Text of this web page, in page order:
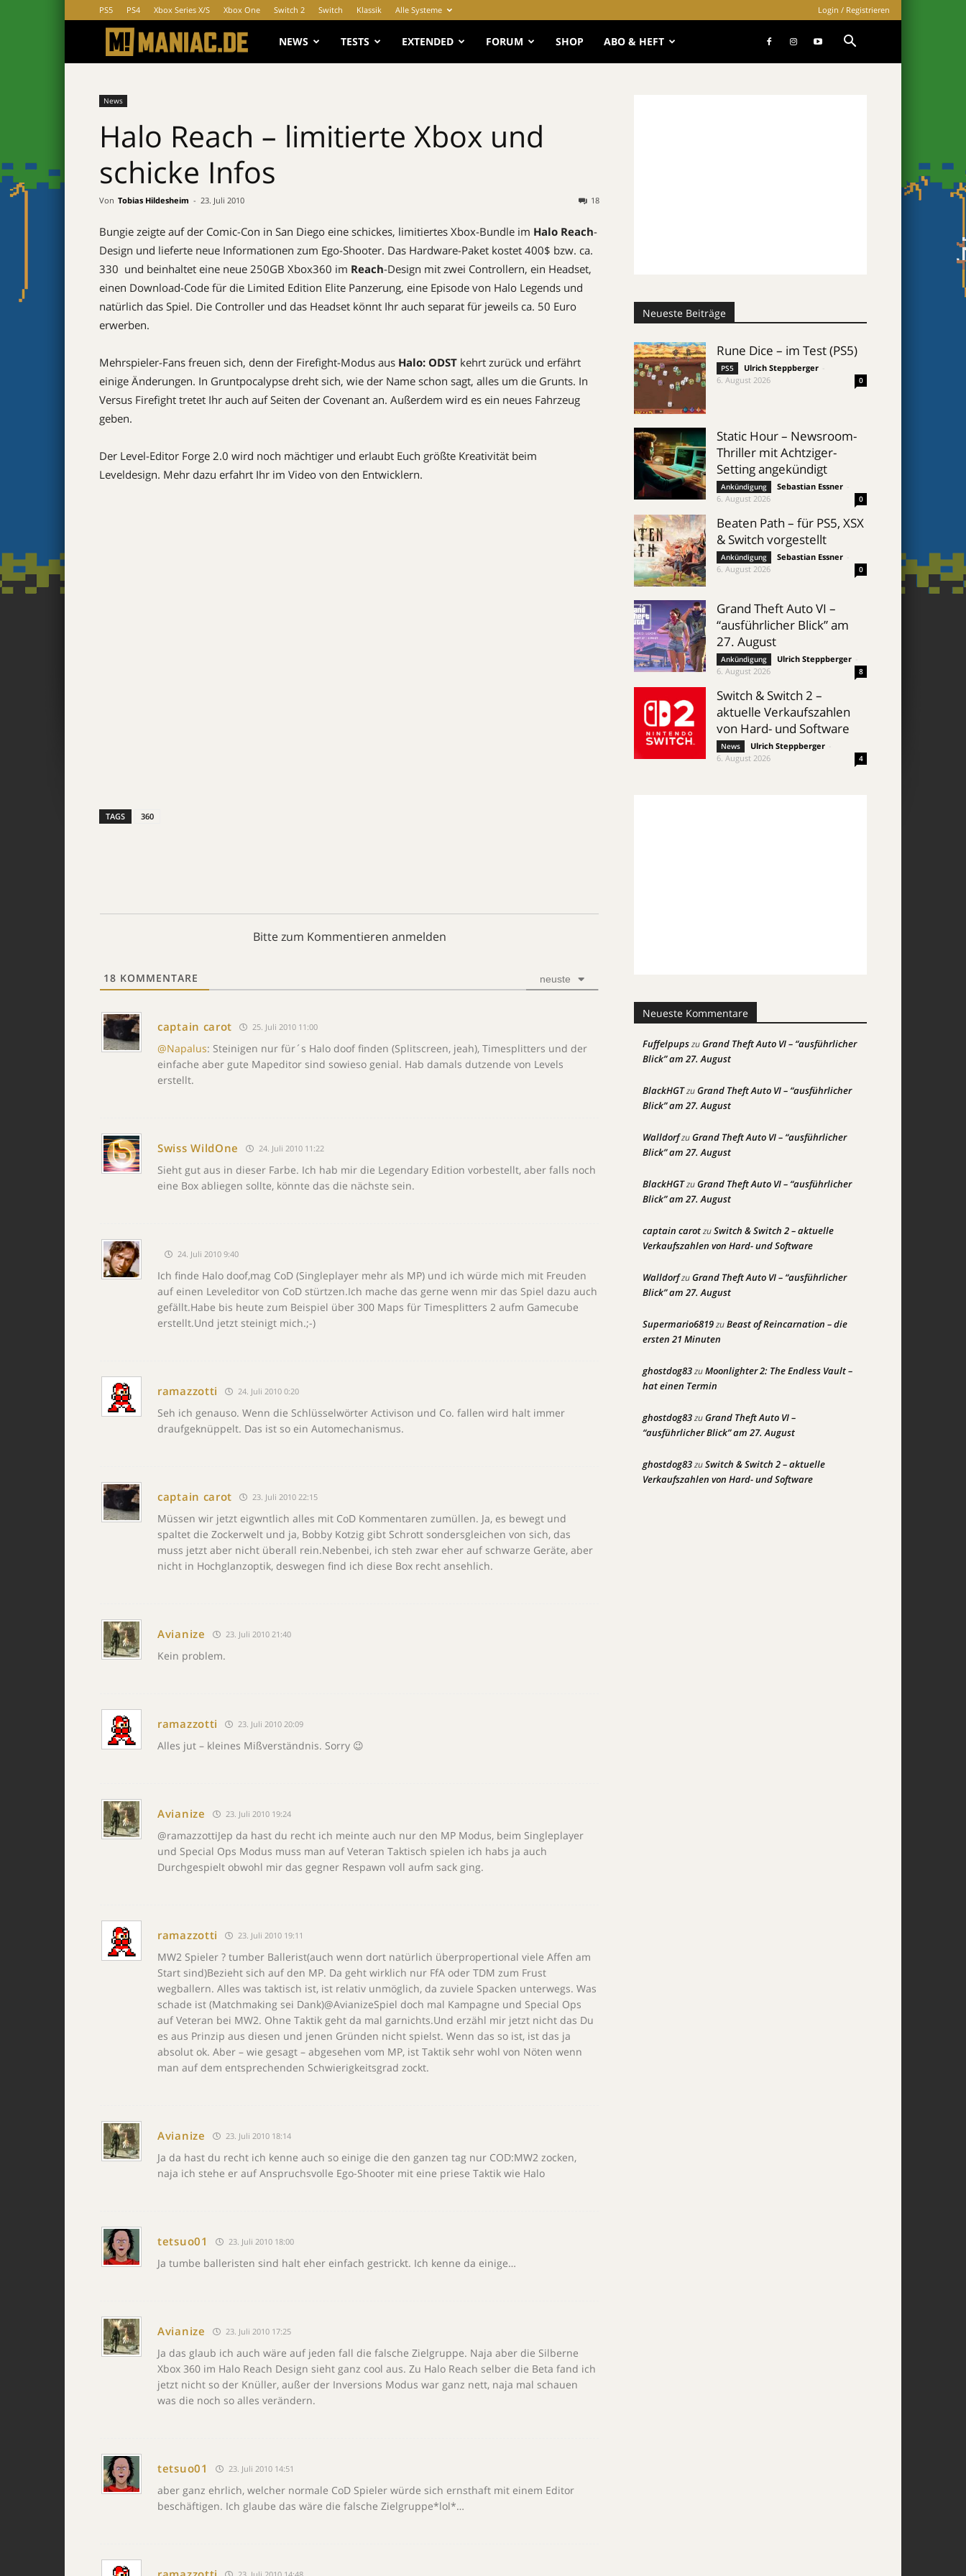
PS5 PS4 Xbox Series X/S Xbox One Switch 2 Switch Klassik Alle Systeme Login / Registrieren
MANIAC.de
NEWS TESTS EXTENDED FORUM SHOP ABO & HEFT
News
Halo Reach – limitierte Xbox und
schicke Infos
Von Tobias Hildesheim - 23. Juli 2010 18
Bungie zeigte auf der Comic-Con in San Diego eine schickes, limitiertes Xbox-Bundle im Halo Reach-
Design und lieferte neue Informationen zum Ego-Shooter. Das Hardware-Paket kostet 400$ bzw. ca.
330  und beinhaltet eine neue 250GB Xbox360 im Reach-Design mit zwei Controllern, ein Headset,
einen Download-Code für die Limited Edition Elite Panzerung, eine Episode von Halo Legends und
natürlich das Spiel. Die Controller und das Headset könnt Ihr auch separat für jeweils ca. 50 Euro
erwerben.
Mehrspieler-Fans freuen sich, denn der Firefight-Modus aus Halo: ODST kehrt zurück und erfährt
einige Änderungen. In Gruntpocalypse dreht sich, wie der Name schon sagt, alles um die Grunts. In
Versus Firefight tretet Ihr auch auf Seiten der Covenant an. Außerdem wird es ein neues Fahrzeug
geben.
Der Level-Editor Forge 2.0 wird noch mächtiger und erlaubt Euch größte Kreativität beim
Leveldesign. Mehr dazu erfahrt Ihr im Video von den Entwicklern.
TAGS 360
Bitte zum Kommentieren anmelden
18 KOMMENTARE neuste
captain carot 25. Juli 2010 11:00
@Napalus: Steinigen nur für´s Halo doof finden (Splitscreen, jeah), Timesplitters und der
einfache aber gute Mapeditor sind sowieso genial. Hab damals dutzende von Levels
erstellt.
Swiss WildOne 24. Juli 2010 11:22
Sieht gut aus in dieser Farbe. Ich hab mir die Legendary Edition vorbestellt, aber falls noch
eine Box abliegen sollte, könnte das die nächste sein.
24. Juli 2010 9:40
Ich finde Halo doof,mag CoD (Singleplayer mehr als MP) und ich würde mich mit Freuden
auf einen Leveleditor von CoD stürtzen.Ich mache das gerne wenn mir das Spiel dazu auch
gefällt.Habe bis heute zum Beispiel über 300 Maps für Timesplitters 2 aufm Gamecube
erstellt.Und jetzt steinigt mich.;-)
ramazzotti 24. Juli 2010 0:20
Seh ich genauso. Wenn die Schlüsselwörter Activison und Co. fallen wird halt immer
draufgeknüppelt. Das ist so ein Automechanismus.
captain carot 23. Juli 2010 22:15
Müssen wir jetzt eigwntlich alles mit CoD Kommentaren zumüllen. Ja, es bewegt und
spaltet die Zockerwelt und ja, Bobby Kotzig gibt Schrott sondersgleichen von sich, das
muss jetzt aber nicht überall rein.Nebenbei, ich steh zwar eher auf schwarze Geräte, aber
nicht in Hochglanzoptik, deswegen find ich diese Box recht ansehlich.
Avianize 23. Juli 2010 21:40
Kein problem.
ramazzotti 23. Juli 2010 20:09
Alles jut – kleines Mißverständnis. Sorry 😉
Avianize 23. Juli 2010 19:24
@ramazzottiJep da hast du recht ich meinte auch nur den MP Modus, beim Singleplayer
und Special Ops Modus muss man auf Veteran Taktisch spielen ich habs ja auch
Durchgespielt obwohl mir das gegner Respawn voll aufm sack ging.
ramazzotti 23. Juli 2010 19:11
MW2 Spieler ? tumber Ballerist(auch wenn dort natürlich überpropertional viele Affen am
Start sind)Bezieht sich auf den MP. Da geht wirklich nur FfA oder TDM zum Frust
wegballern. Alles was taktisch ist, ist relativ unmöglich, da zuviele Spacken unterwegs. Was
schade ist (Matchmaking sei Dank)@AvianizeSpiel doch mal Kampagne und Special Ops
auf Veteran bei MW2. Ohne Taktik geht da mal garnichts.Und erzähl mir jetzt nicht das Du
es aus Prinzip aus diesen und jenen Gründen nicht spielst. Wenn das so ist, ist das ja
absolut ok. Aber – wie gesagt – abgesehen vom MP, ist Taktik sehr wohl von Nöten wenn
man auf dem entsprechenden Schwierigkeitsgrad zockt.
Avianize 23. Juli 2010 18:14
Ja da hast du recht ich kenne auch so einige die den ganzen tag nur COD:MW2 zocken,
naja ich stehe er auf Anspruchsvolle Ego-Shooter mit eine priese Taktik wie Halo
tetsuo01 23. Juli 2010 18:00
Ja tumbe balleristen sind halt eher einfach gestrickt. Ich kenne da einige…
Avianize 23. Juli 2010 17:25
Ja das glaub ich auch wäre auf jeden fall die falsche Zielgruppe. Naja aber die Silberne
Xbox 360 im Halo Reach Design sieht ganz cool aus. Zu Halo Reach selber die Beta fand ich
jetzt nicht so der Knüller, außer der Inversions Modus war ganz nett, naja mal schauen
was die noch so alles verändern.
tetsuo01 23. Juli 2010 14:51
aber ganz ehrlich, welcher normale CoD Spieler würde sich ernsthaft mit einem Editor
beschäftigen. Ich glaube das wäre die falsche Zielgruppe*lol*…
23. Juli 2010 14:48
Neueste Beiträge
Rune Dice – im Test (PS5)
PS5 Ulrich Steppberger
6. August 2026
0
Static Hour – Newsroom-
Thriller mit Achtziger-
Setting angekündigt
Ankündigung Sebastian Essner
6. August 2026
0
Beaten Path – für PS5, XSX
& Switch vorgestellt
Ankündigung Sebastian Essner
6. August 2026
0
Grand Theft Auto VI –
“ausführlicher Blick” am
27. August
Ankündigung Ulrich Steppberger
6. August 2026
8
Switch & Switch 2 –
aktuelle Verkaufszahlen
von Hard- und Software
News Ulrich Steppberger
6. August 2026
4
Neueste Kommentare
FuffelpupszuGrand Theft Auto VI – “ausführlicher
Blick” am 27. August
BlackHGTzuGrand Theft Auto VI – “ausführlicher
Blick” am 27. August
WalldorfzuGrand Theft Auto VI – “ausführlicher
Blick” am 27. August
BlackHGTzuGrand Theft Auto VI – “ausführlicher
Blick” am 27. August
captain carotzuSwitch & Switch 2 – aktuelle
Verkaufszahlen von Hard- und Software
WalldorfzuGrand Theft Auto VI – “ausführlicher
Blick” am 27. August
Supermario6819zuBeast of Reincarnation – die
ersten 21 Minuten
ghostdog83zuMoonlighter 2: The Endless Vault –
hat einen Termin
ghostdog83zuGrand Theft Auto VI –
“ausführlicher Blick” am 27. August
ghostdog83zuSwitch & Switch 2 – aktuelle
Verkaufszahlen von Hard- und Software